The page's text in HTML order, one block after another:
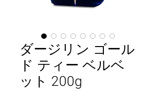
ダージリン ゴール
ド ティー ベルベ
ット 200g